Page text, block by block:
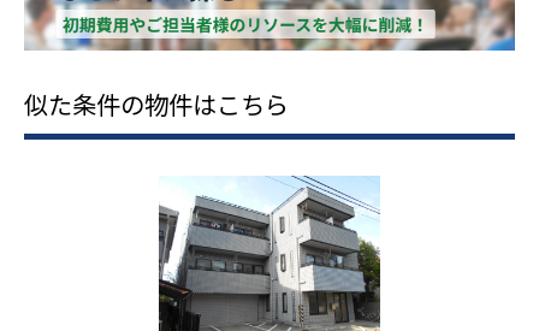
似た条件の物件はこちら